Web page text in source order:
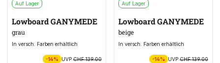
Auf Lager
Lowboard GANYMEDE
grau
In versch. Farben erhältlich
-14% UVP CHF 139.00
Auf Lager
Lowboard GANYMEDE
beige
In versch. Farben erhältlich
-14% UVPCHF 139.00